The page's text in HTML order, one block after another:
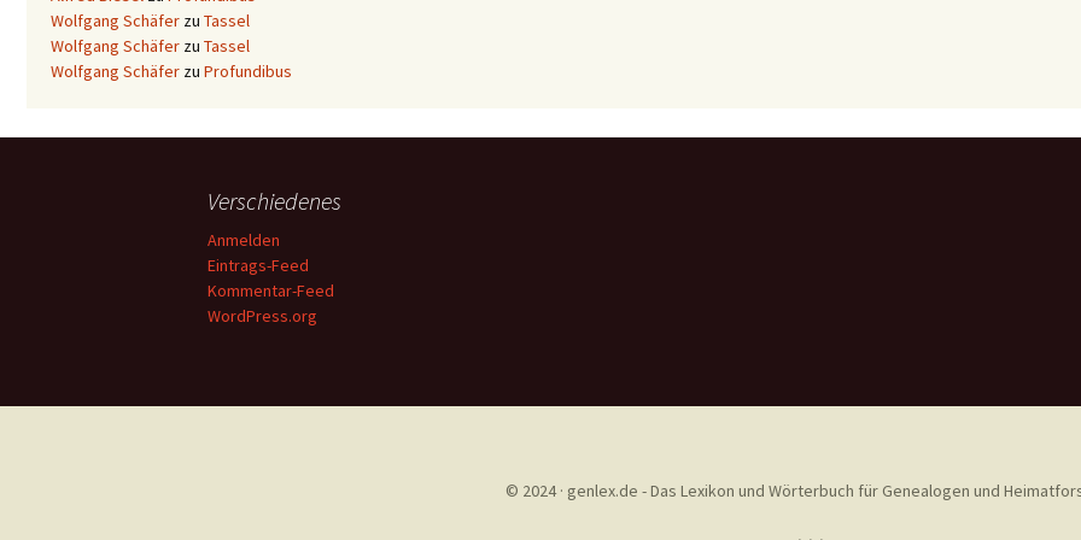
Wolfgang Schäfer zu Tassel
Wolfgang Schäfer zu Tassel
Wolfgang Schäfer zu Profundibus
Verschiedenes
Anmelden
Eintrags-Feed
Kommentar-Feed
WordPress.org
© 2024 · genlex.de - Das Lexikon und Wörterbuch für Genealogen und